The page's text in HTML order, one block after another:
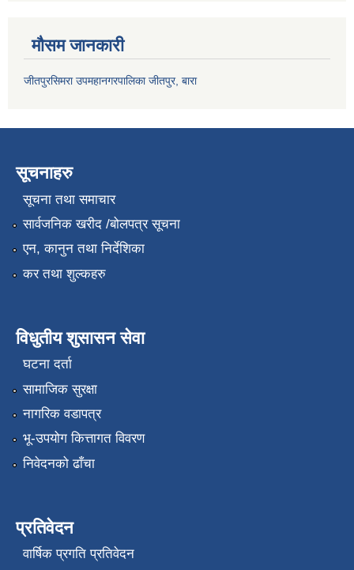
मौसम जानकारी
जीतपुरसिमरा उपमहानगरपालिका जीतपुर, बारा
सूचनाहरु
सूचना तथा समाचार
सार्वजनिक खरीद /बोलपत्र सूचना
एन, कानुन तथा निर्देशिका
कर तथा शुल्कहरु
विधुतीय शुसासन सेवा
घटना दर्ता
सामाजिक सुरक्षा
नागरिक वडापत्र
भू-उपयोग कित्तागत विवरण
निवेदनको ढाँचा
प्रतिवेदन
वार्षिक प्रगति प्रतिवेदन